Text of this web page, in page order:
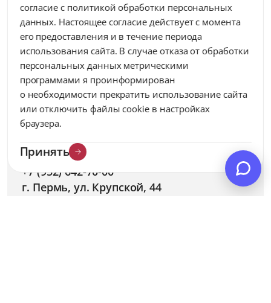
учреждение высшего образования «Пермский
государственный медицинский университет
имени академика Е.А. Вагнера» Министерства
здравоохранения Российской Федерации
Отдел делопроизводства (справочная)
psmu@psma.ru
ул. Петропавловская, 26
Приемная комиссия
+7 (342) 258-19-11
+7 (952) 642-70-00
г. Пермь, ул. Крупской, 44
согласие c политикой обработки персональных
данных. Настоящее согласие действует с момента
его предоставления и в течение периода
использования сайта. В случае отказа от обработки
персональных данных метрическими
программами я проинформирован
о необходимости прекратить использование сайта
или отключить файлы cookie в настройках
браузера.
Принять